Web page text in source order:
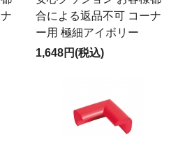
合による返品不可 コーナ
ー用 極細アイボリー
1,648円(税込)